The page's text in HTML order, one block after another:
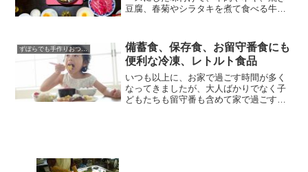
豆腐、春菊やシラタキを煮て食べる牛肉
存在です。1960年代には、欧米にも
「SUKIYAKI」という単語が通じるように
なったのも、坂本九の「上を向いて歩こ
う」が、日本語の歌のままアメリカでヒ
ットチャート1位を獲得したから。
ずぼらでも手作りおつまみレシピ
備蓄食、保存食、お留守番食にも
便利な冷凍、レトルト食品
いつも以上に、お家で過ごす時間が多く
なってきましたが、大人ばかりでなく子
どもたちも留守番も含めて家で過ごすこ